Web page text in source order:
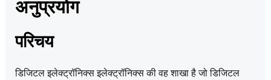
अनुप्रयोग
परिचय
डिजिटल इलेक्ट्रॉनिक्स इलेक्ट्रॉनिक्स की वह शाखा है जो डिजिटल